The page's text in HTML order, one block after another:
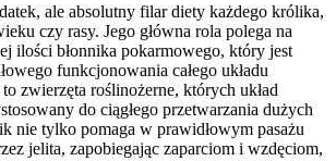
ale absolutny filar diety każdego królika,
czy rasy. Jego główna rola polega na
ilości błonnika pokarmowego, który jest
funkcjonowania całego układu
zwierzęta roślinożerne, których układ
do ciągłego przetwarzania dużych
nie tylko pomaga w prawidłowym pasażu
jelita, zapobiegając zaparciom i wzdęciom,